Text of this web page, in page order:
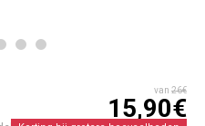
van 26€
15,90€